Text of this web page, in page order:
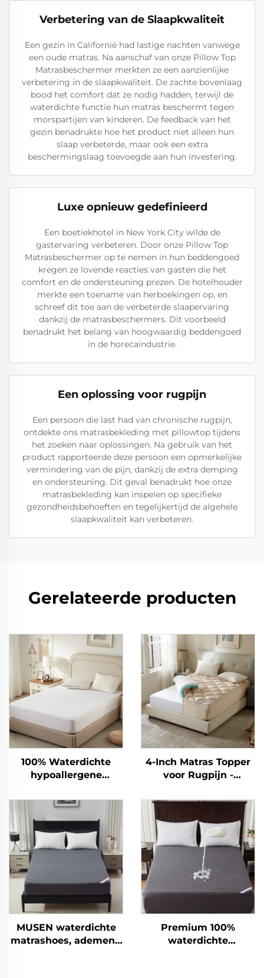
Verbetering van de Slaapkwaliteit
Een gezin in Californië had lastige nachten vanwege
een oude matras. Na aanschaf van onze Pillow Top
Matrasbeschermer merkten ze een aanzienlijke
verbetering in de slaapkwaliteit. De zachte bovenlaag
bood het comfort dat ze nodig hadden, terwijl de
waterdichte functie hun matras beschermt tegen
morspartijen van kinderen. De feedback van het
gezin benadrukte hoe het product niet alleen hun
slaap verbeterde, maar ook een extra
beschermingslaag toevoegde aan hun investering.
Luxe opnieuw gedefinieerd
Een boetiekhotel in New York City wilde de
gastervaring verbeteren. Door onze Pillow Top
Matrasbeschermer op te nemen in hun beddengoed
kregen ze lovende reacties van gasten die het
comfort en de ondersteuning prezen. De hotelhouder
merkte een toename van herboekingen op, en
schreef dit toe aan de verbeterde slaapervaring
dankzij de matrasbeschermers. Dit voorbeeld
benadrukt het belang van hoogwaardig beddengoed
in de horecaindustrie.
Een oplossing voor rugpijn
Een persoon die last had van chronische rugpijn,
ontdekte ons matrasbekleding met pillowtop tijdens
het zoeken naar oplossingen. Na gebruik van het
product rapporteerde deze persoon een opmerkelijke
vermindering van de pijn, dankzij de extra demping
en ondersteuning. Dit geval benadrukt hoe onze
matrasbekleding kan inspelen op specifieke
gezondheidsbehoeften en tegelijkertijd de algehele
slaapkwaliteit kan verbeteren.
Gerelateerde producten
100% Waterdichte
hypoallergene
met diepe pockets 6-
15 inch, ademende
matrasbescherming
voor hotel en thuis
(wit)
4-Inch Matras Topper
voor Rugpijn -
Middelmatige Steun
Geheugenschuim + 2"
Koelend Pluizig
Kussentop Matje),
Ademend en
Drukverlagend (Beige)
MUSEN waterdichte
matrashoes, ademend
Premium 100%
waterdichte